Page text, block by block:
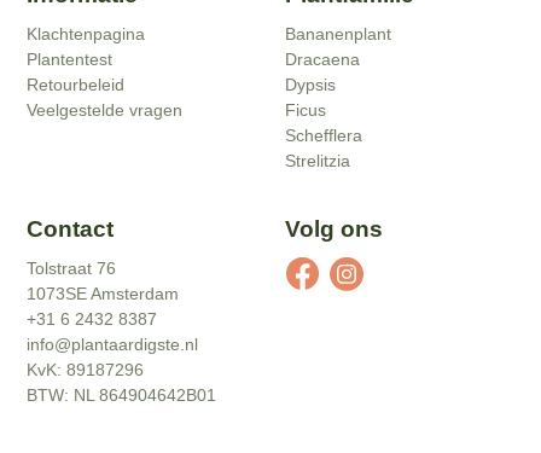
Klachtenpagina
Plantentest
Retourbeleid
Veelgestelde vragen
Bananenplant
Dracaena
Dypsis
Ficus
Schefflera
Strelitzia
Contact
Tolstraat 76
1073SE Amsterdam
+31 6 2432 8387
info@plantaardigste.nl
KvK: 89187296
BTW: NL 864904642B01
Volg ons